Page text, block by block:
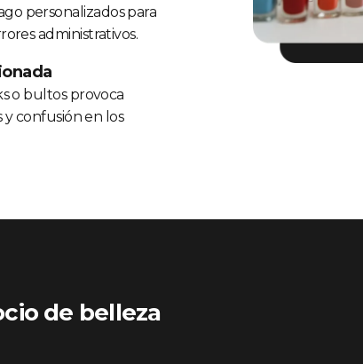
personalizados para
administrativos.
o bultos provoca
y confusión en los
de belleza